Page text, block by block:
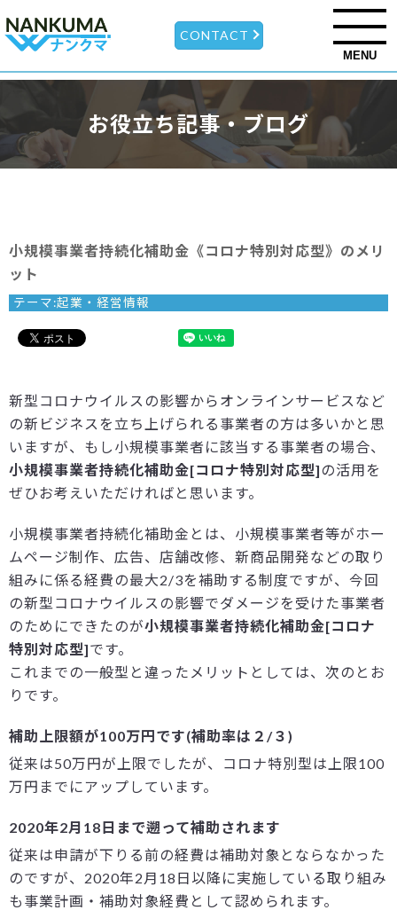
CONTACT
MENU
お役立ち記事・ブログ
小規模事業者持続化補助金《コロナ特別対応型》のメリ
ット
テーマ:起業・経営情報
新型コロナウイルスの影響からオンラインサービスなど
の新ビジネスを立ち上げられる事業者の方は多いかと思
いますが、もし小規模事業者に該当する事業者の場合、
小規模事業者持続化補助金[コロナ特別対応型] の活用を
ぜひお考えいただければと思います。
小規模事業者持続化補助金とは、小規模事業者等がホー
ムページ制作、広告、店舗改修、新商品開発などの取り
組みに係る経費の最大2/3を補助する制度ですが、今回
の新型コロナウイルスの影響でダメージを受けた事業者
のためにできたのが小規模事業者持続化補助金[コロナ
特別対応型]です。
これまでの一般型と違ったメリットとしては、次のとお
りです。
補助上限額が100万円です(補助率は２/３)
従来は50万円が上限でしたが、コロナ特別型は上限100
万円までにアップしています。
2020年2月18日まで遡って補助されます
従来は申請が下りる前の経費は補助対象とならなかった
のですが、2020年2月18日以降に実施している取り組み
も事業計画・補助対象経費として認められます。